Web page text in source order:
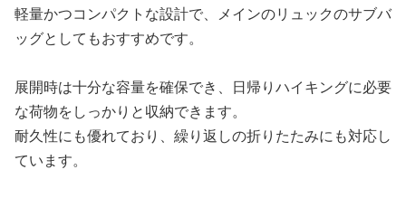
軽量かつコンパクトな設計で、メインのリュックのサブバ
ッグとしてもおすすめです。
展開時は十分な容量を確保でき、日帰りハイキングに必要
な荷物をしっかりと収納できます。
耐久性にも優れており、繰り返しの折りたたみにも対応し
ています。